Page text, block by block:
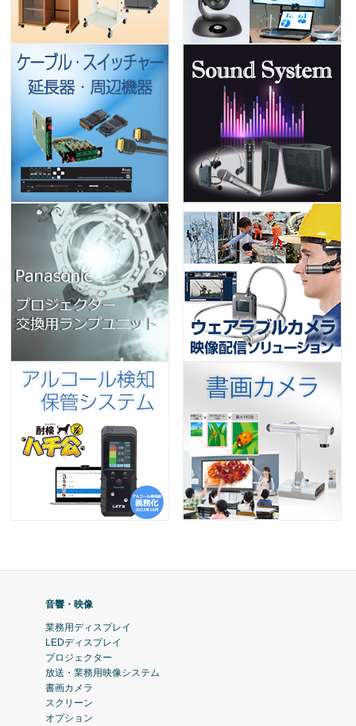
音響・映像
業務用ディスプレイ
LEDディスプレイ
プロジェクター
放送・業務用映像システム
書画カメラ
スクリーン
オプション